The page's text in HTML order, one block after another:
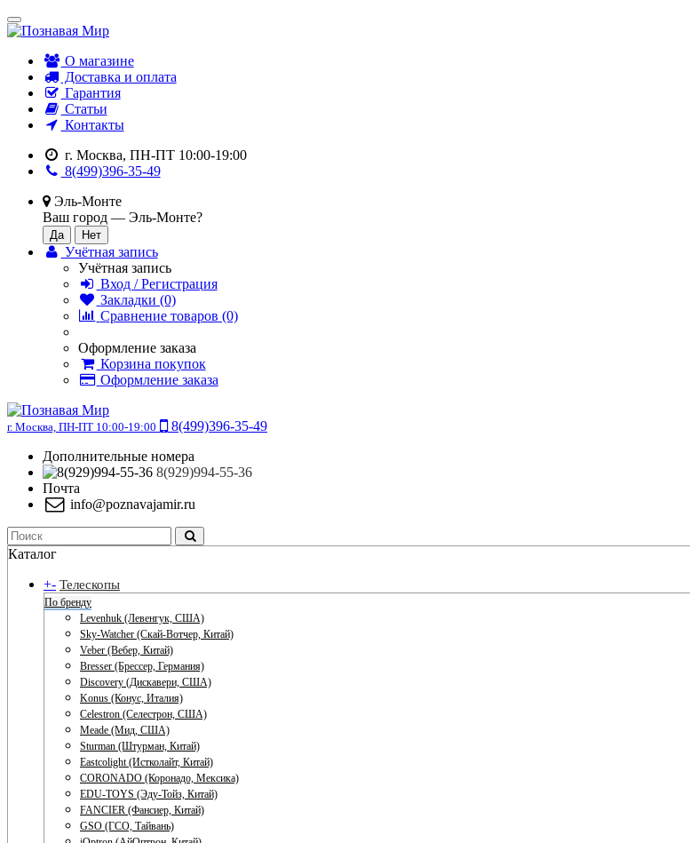
О магазине
Доставка и оплата
Гарантия
Статьи
Контакты
г. Москва, ПН-ПТ 10:00-19:00
8(499)396-35-49
Эль-Монте
Ваш город — Эль-Монте?
Учётная запись
Учётная запись
Вход / Регистрация
Закладки (0)
Сравнение товаров (0)
Оформление заказа
Корзина покупок
Оформление заказа
г. Москва, ПН-ПТ 10:00-19:00
8(499)396-35-49
Дополнительные номера
8(929)994-55-36
Почта
info@poznavajamir.ru
Каталог
+- Телескопы
По бренду
Levenhuk (Левенгук, США)
Sky-Watcher (Скай-Вотчер, Китай)
Veber (Вебер, Китай)
Bresser (Брессер, Германия)
Discovery (Дискавери, США)
Konus (Конус, Италия)
Celestron (Селестрон, США)
Meade (Мид, США)
Sturman (Штурман, Китай)
Eastcolight (Истколайт, Китай)
CORONADO (Коронадо, Мексика)
EDU-TOYS (Эду-Тойз, Китай)
FANCIER (Фансиер, Китай)
GSO (ГСО, Тайвань)